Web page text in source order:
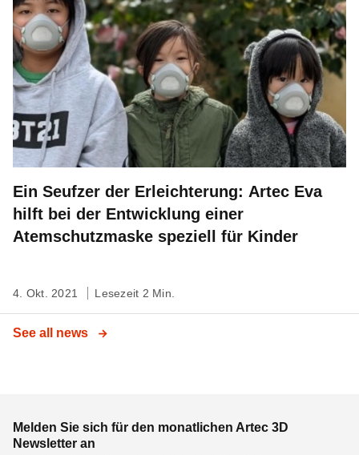
Ein Seufzer der Erleichterung: Artec Eva
hilft bei der Entwicklung einer
Atemschutzmaske speziell für Kinder
4. Okt. 2021 Lesezeit 2 Min.
See all news
Melden Sie sich für den monatlichen Artec 3D
Newsletter an